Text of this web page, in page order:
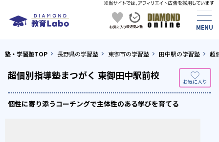
塾・学習塾TOP 長野県の学習塾 東御市の学習塾 田中駅の学習塾 超
超個別指導塾まつがく 東御田中駅前校
個性に寄り添うコーチングで主体性のある学びを育てる